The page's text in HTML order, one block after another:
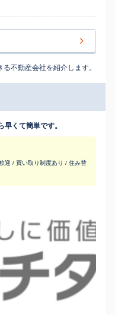
不動産会社を紹介します。
くて簡単です。
迎 / 買い取り制度あり / 住み替